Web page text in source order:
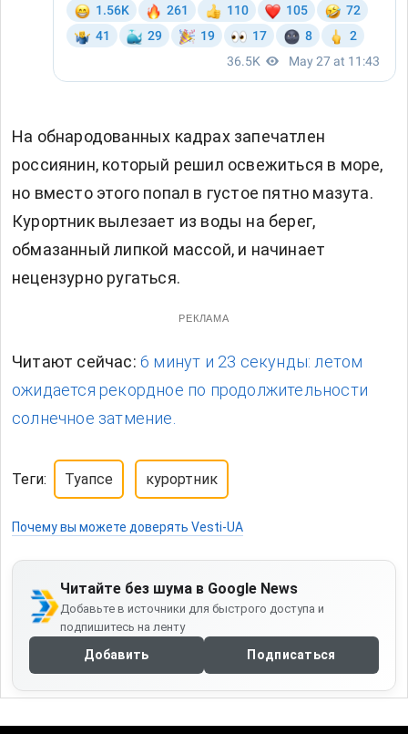
На обнародованных кадрах запечатлен
россиянин, который решил освежиться в море,
но вместо этого попал в густое пятно мазута.
Курортник вылезает из воды на берег,
обмазанный липкой массой, и начинает
нецензурно ругаться.
РЕКЛАМА
Читают сейчас: 6 минут и 23 секунды: летом
ожидается рекордное по продолжительности
солнечное затмение.
Теги: Туапсе курортник
Почему вы можете доверять Vesti-UA
Читайте без шума в Google News
Добавьте в источники для быстрого доступа и
подпишитесь на ленту
Добавить Подписаться